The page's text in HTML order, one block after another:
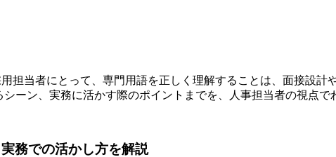
担当者にとって、専門用語を正しく理解することは、面接設
ーン、実務に活かす際のポイントまでを、人事担当者の視点で
務での活かし方を解説